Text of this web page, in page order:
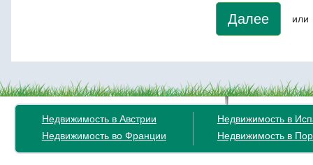
Далее или
Недвижимость в Австрии
Недвижимость во Франции
Недвижимость в
Недвижимость в